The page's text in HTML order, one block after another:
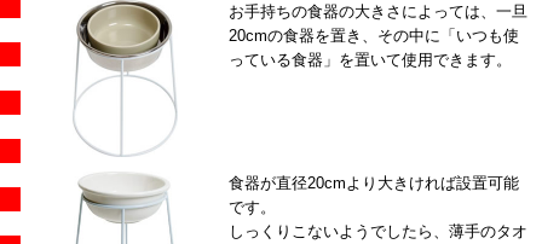
お手持ちの食器の大きさによっては、一旦
20cmの食器を置き、その中に「いつも使
っている食器」を置いて使用できます。
食器が直径20cmより大きければ設置可能
です。
しっくりこないようでしたら、薄手のタオ